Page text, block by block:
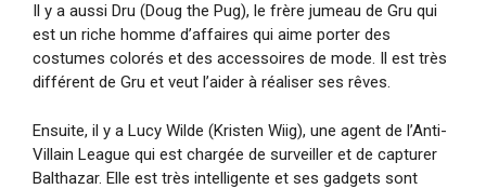
Il y a aussi Dru (Doug the Pug), le frère jumeau de Gru qui
est un riche homme d’affaires qui aime porter des
costumes colorés et des accessoires de mode. Il est très
différent de Gru et veut l’aider à réaliser ses rêves.
Ensuite, il y a Lucy Wilde (Kristen Wiig), une agent de l’Anti-
Villain League qui est chargée de surveiller et de capturer
Balthazar. Elle est très intelligente et ses gadgets sont